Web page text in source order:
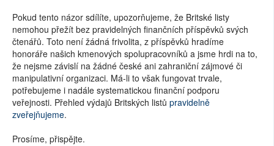
Pokud tento názor sdílíte, upozorňujeme, že Britské listy
nemohou přežít bez pravidelných finančních příspěvků svých
čtenářů. Toto není žádná frivolita, z příspěvků hradíme
honoráře našich kmenových spolupracovníků a jsme hrdi na to,
že nejsme závislí na žádné české ani zahraniční zájmové či
manipulativní organizaci. Má-li to však fungovat trvale,
potřebujeme i nadále systematickou finanční podporu
veřejnosti. Přehled výdajů Britských listů pravidelně
zveřejňujeme.
Prosíme, přispějte.